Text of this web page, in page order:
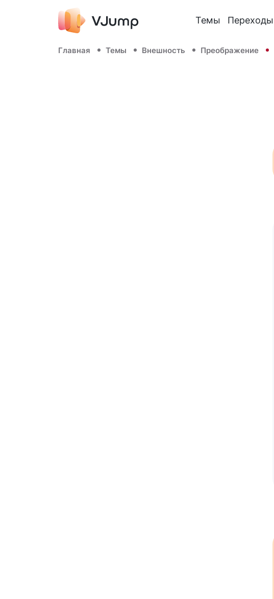
Темы Переходы
Главная Темы Внешность Преображение